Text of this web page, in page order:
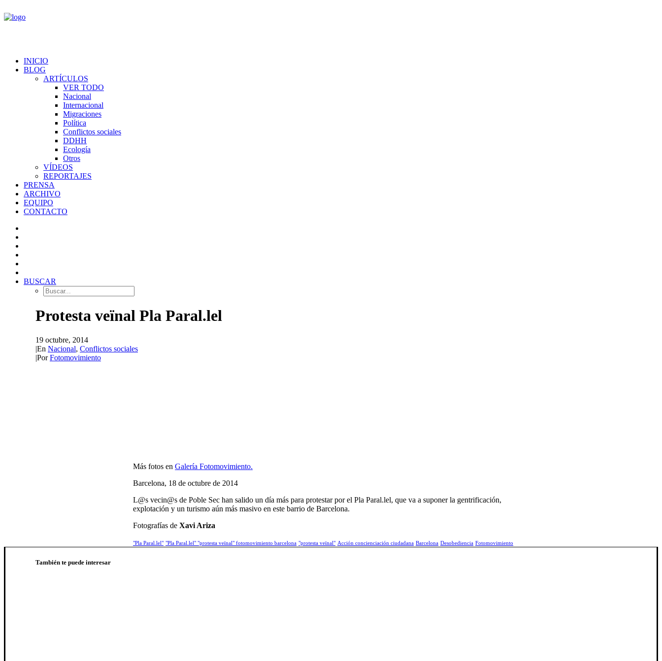
INICIO
BLOG
ARTÍCULOS
VER TODO
Nacional
Internacional
Migraciones
Política
Conflictos sociales
DDHH
Ecología
Otros
VÍDEOS
REPORTAJES
PRENSA
ARCHIVO
EQUIPO
CONTACTO
BUSCAR
Protesta veïnal Pla Paral.lel
19 octubre, 2014
|En Nacional, Conflictos sociales
|PorFotomovimiento
Más fotos en Galería Fotomovimiento.
Barcelona, 18 de octubre de 2014
L@s vecin@s de Poble Sec han salido un día más para protestar por el Pla Paral.lel, que va a suponer la gentrificación,
explotación y un turismo aún más masivo en este barrio de Barcelona.
Fotografías de Xavi Ariza
"Pla Paral.lel" "Pla Paral.lel" "protesta veïnal" fotomovimiento barcelona "protesta veïnal" Acción concienciación ciudadana Barcelona Desobediencia Fotomovimiento
También te puede interesar